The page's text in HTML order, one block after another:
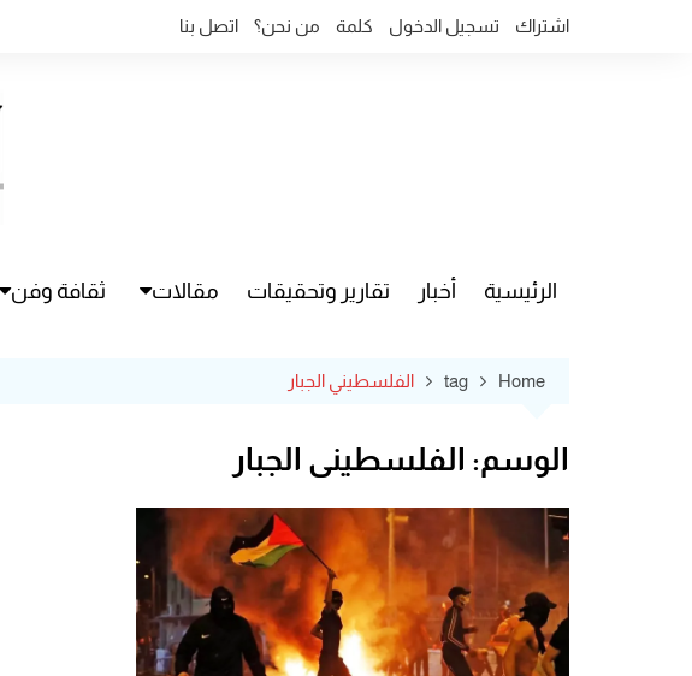
اشتراك تسجيل الدخول كلمة من نحن؟ اتصل بنا
الرئيسية أخبار تقارير وتحقيقات مقالات ثقافة وفن
Home
tag الفلسطيني الجبار
الوسم: الفلسطيني الجبار